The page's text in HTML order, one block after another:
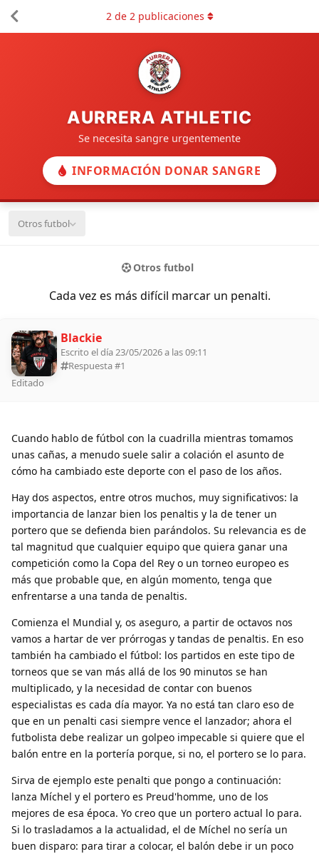
AURRERA ATHLETIC
Se necesita sangre urgentemente
INFORMACIÓN DONAR SANGRE
Otros futbol
Otros futbol
Cada vez es más difícil marcar un penalti.
2de 2publicaciones
Blackie
Escrito el día 23/05/2026 a las 09:11
Respuesta #1
Editado
Cuando hablo de fútbol con la cuadrilla mientras tomamos
unas cañas, a menudo suele salir a colación el asunto de
cómo ha cambiado este deporte con el paso de los años.
Hay dos aspectos, entre otros muchos, muy significativos: la
importancia de lanzar bien los penaltis y la de tener un
portero que se defienda bien parándolos. Su relevancia es de
tal magnitud que cualquier equipo que quiera ganar una
competición como la Copa del Rey o un torneo europeo es
más que probable que, en algún momento, tenga que
enfrentarse a una tanda de penaltis.
Comienza el Mundial y, os aseguro, a partir de octavos nos
vamos a hartar de ver prórrogas y tandas de penaltis. En eso
también ha cambiado el fútbol: los partidos en este tipo de
torneos que se van más allá de los 90 minutos se han
multiplicado, y la necesidad de contar con buenos
especialistas es cada día mayor. Ya no está tan claro eso de
que en un penalti casi siempre vence el lanzador; ahora el
futbolista debe realizar un golpeo impecable si quiere que el
balón entre en la portería porque, si no, el portero se lo para.
Sirva de ejemplo este penalti que pongo a continuación:
lanza Míchel y el portero es Preud'homme, uno de los
mejores de esa época. Yo creo que un portero actual lo para.
Si lo trasladamos a la actualidad, el de Míchel no sería un
buen disparo: para tirar a colocar, el balón debe ir un poco